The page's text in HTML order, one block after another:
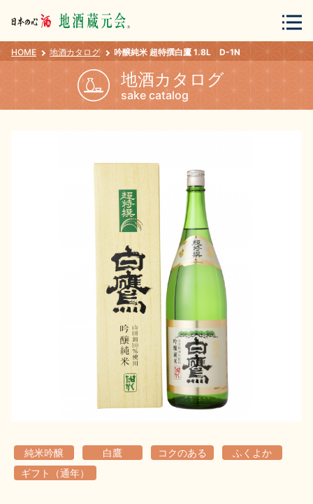
会員登録 ログイン
地酒カタログ
地酒解体新書
HOME 地酒カタログ 吟醸純米 超特撰白鷹 1.8L D-1N
地酒カタログ
sake catalog
純米吟醸 白鷹 コクのある
ふくよか
ギフト（通年）